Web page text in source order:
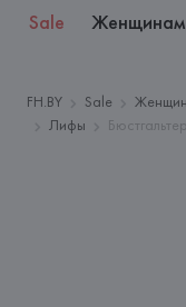
Sale Женщинам
FH.BY Sale
Лифы